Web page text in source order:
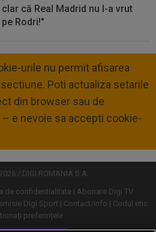
clar că Real Madrid nu l-a vrut
pe Rodri!"
urile nu permit afisarea
Poti actualiza setarile
din browser sau de
– e nevoie sa accepti cookie-
/ DIGI ROMANIA S.A.
de confidentialitate
Abonare Digi TV
Digi Sport Contact/Info
Codul etic
preferințele